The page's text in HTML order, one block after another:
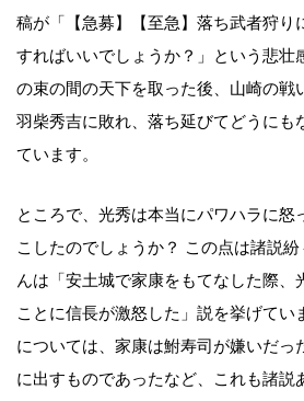
稿が「【急募】【至急】落ち武者狩り
すればいいでしょうか？」という悲壮
の束の間の天下を取った後、山崎の戦
羽柴秀吉に敗れ、落ち延びてどうにも
ています。
ところで、光秀は本当にパワハラに怒
こしたのでしょうか？ この点は諸説
んは「安土城で家康をもてなした際、
ことに信長が激怒した」説を挙げてい
については、家康は鮒寿司が嫌いだっ
に出すものであったなど、これも諸説